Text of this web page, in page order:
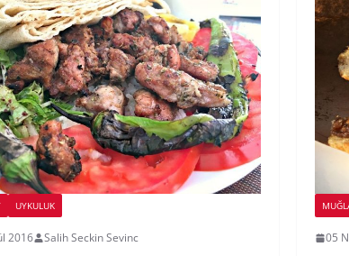
UYKULUK
2016 Salih Seckin Sevinc 05